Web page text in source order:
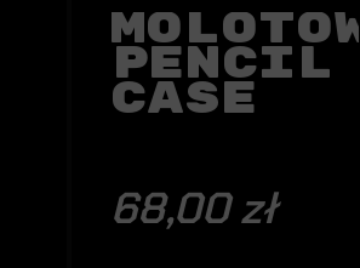
Molotow
Pencil
Case
68,00 zł